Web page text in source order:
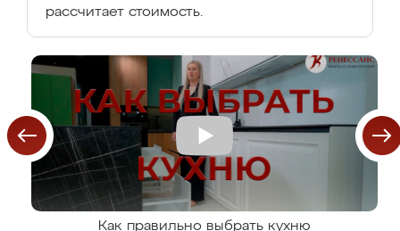
рассчитает стоимость.
Как правильно выбрать кухню